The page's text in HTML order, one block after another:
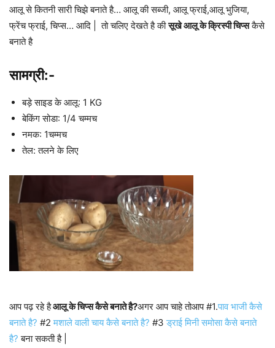
आलू से कितनी सारी चिझे बनाते है… आलू की सब्जी, आलू फ्राई,आलू भुजिया,
फ्रेंच फ्राई, चिप्स… आदि | तो चलिए देखते है कीसूखे आलू के क्रिस्पी चिप्सकैसे
बनाते है
सामग्री:-
बड़े साइड के आलू: 1 KG
बेकिंग सोडा: 1/4 चम्मच
नमक: 1चम्मच
तेल: तलने के लिए
आप पढ़ रहे हैआलू के चिप्स कैसे बनाते है?अगर आप चाहे तोआप #1.पाव भाजी कैसे
बनाते है? #2मशाले वाली चाय कैसे बनाते है? #3ड्राई मिनी समोसा कैसे बनाते
है? बना सकती है |